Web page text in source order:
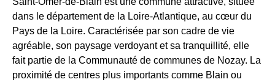
dans le département de la Loire-Atlantique, au cœur du
Pays de la Loire. Caractérisée par son cadre de vie
agréable, son paysage verdoyant et sa tranquillité, elle
fait partie de la Communauté de communes de Nozay. La
proximité de centres plus importants comme Blain ou